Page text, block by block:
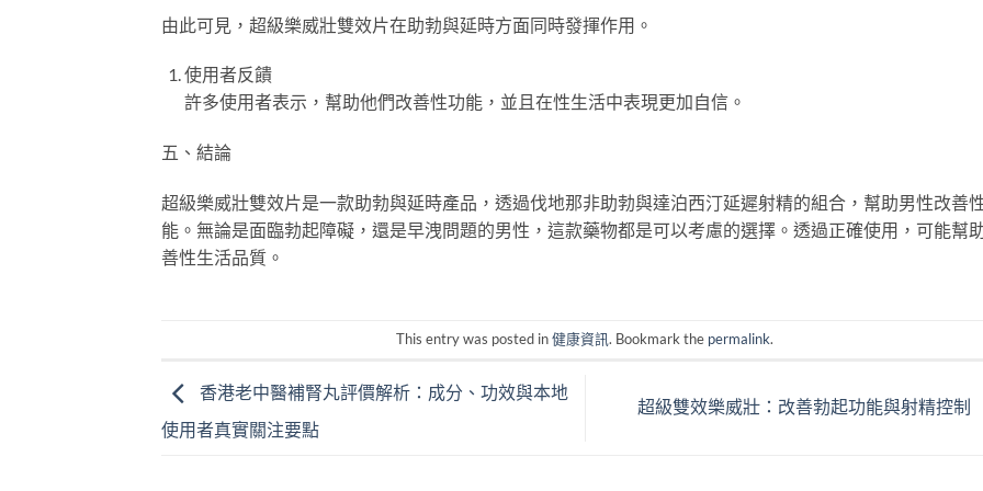
由此可見，超級樂威壯雙效片在助勃與延時方面同時發揮作用。
使用者反饋
許多使用者表示，幫助他們改善性功能，並且在性生活中表現更加自信。
五、結論
超級樂威壯雙效片是一款助勃與延時產品，透過伐地那非助勃與達泊西汀延遲射精的組合，幫助男性改善
能。無論是面臨勃起障礙，還是早洩問題的男性，這款藥物都是可以考慮的選擇。透過正確使用，可能幫
善性生活品質。
This entry was posted in健康資訊. Bookmark the permalink.
香港老中醫補腎丸評價解析：成分、功效與本地
使用者真實關注要點
超級雙效樂威壯：改善勃起功能與射精控制